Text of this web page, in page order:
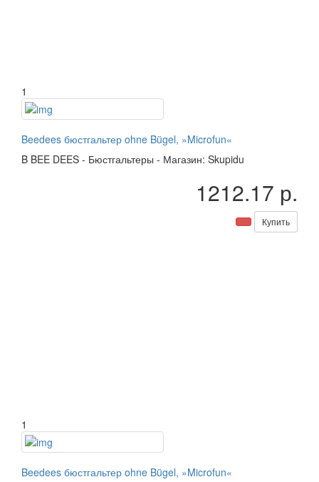
1
Beedees бюстгальтер ohne Bügel, »Microfun«
B BEE DEES - Бюстгальтеры - Магазин: Skupidu
1212.17 р.
Купить
1
Beedees бюстгальтер ohne Bügel, »Microfun«